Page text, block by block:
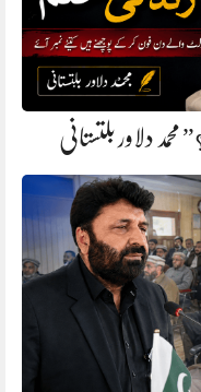
دلاور بلتستانی